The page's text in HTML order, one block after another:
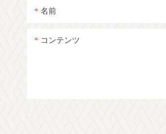
名前
コンテンツ